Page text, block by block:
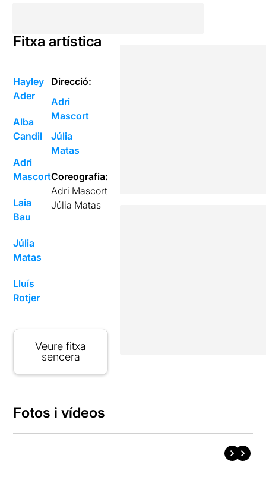
Fitxa artística
Hayley
Ader
Alba
Candil
Adri
Mascort
Laia
Bau
Júlia
Matas
Lluís
Rotjer
Direcció:
Adri
Mascort
Júlia
Matas
Coreografia:
Adri Mascort
Júlia Matas
Veure fitxa
sencera
Fotos i vídeos